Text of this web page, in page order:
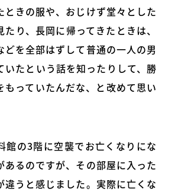
ときの服や、おじけず堂々とした
り、長岡に帰ってきたときは、
どを全部はずして普通の一人の男
いたという話を知ったりして、勝
もっていたんだな、と改めて思い
館の3階に空襲でお亡くなりにな
あるのですが、その部屋に入った
違うと感じました。実際に亡くな